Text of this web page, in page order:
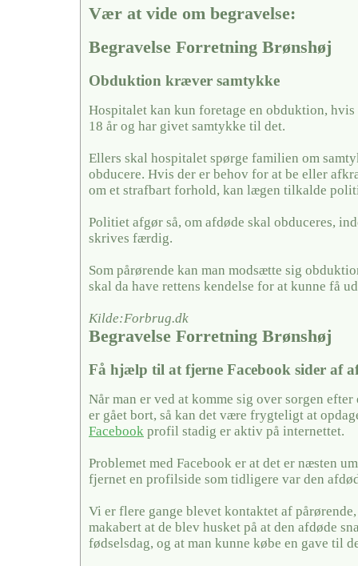
Vær at vide om begravelse:
Begravelse Forretning Brønshøj
Obduktion kræver samtykke
Hospitalet kan kun foretage en obduktion,
18 år og har givet samtykke til det.
Ellers skal hospitalet spørge familien om
obducere. Hvis der er behov for at be eller
om et strafbart forhold, kan lægen tilkalde
Politiet afgør så, om afdøde skal obduceres,
skrives færdig.
Som pårørende kan man modsætte sig
skal da have rettens kendelse for at kunne få
Kilde:Forbrug.dk
Begravelse Forretning Brønshøj
Få hjælp til at fjerne Facebook sider af
Når man er ved at komme sig over sorgen
er gået bort, så kan det være frygteligt at
Facebook profil stadig er aktiv på internettet.
Problemet med Facebook er at det er næsten
fjernet en profilside som tidligere var den
Vi er flere gange blevet kontaktet af
makabert at de blev husket på at den afdøde
fødselsdag, og at man kunne købe en gave til